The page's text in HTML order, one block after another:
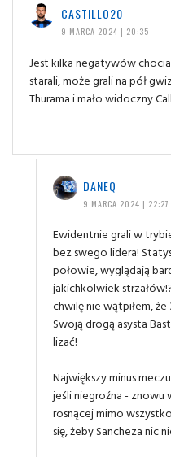
CASTILLO20
9 MARCA 2024 | 20:35
Jest kilka negatywów
starali, może grali na pół
Thurama i mało widoczny
DANEQ
9 MARCA 2024 | 22:27
Ewidentnie grali w
bez swego lidera!
połowie, wyglądają
jakichkolwiek
chwilę nie wątpiłem,
Swoją drogą asysta
lizać!
Największy minus
jeśli niegroźna -
rosnącej mimo
się, żeby Sancheza nic